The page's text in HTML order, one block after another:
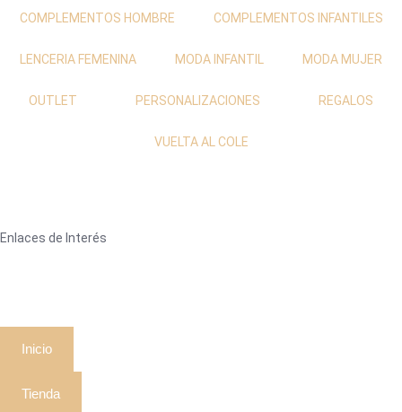
COMPLEMENTOS HOMBRE COMPLEMENTOS INFANTILES
LENCERIA FEMENINA MODA INFANTIL MODA MUJER
OUTLET PERSONALIZACIONES REGALOS
VUELTA AL COLE
Enlaces de Interés
Inicio
Tienda